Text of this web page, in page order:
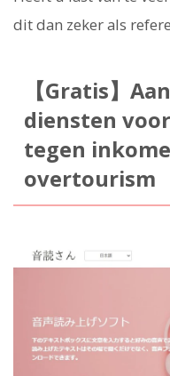
dit dan zeker als
【Gratis】
diensten
tegen
overtourism